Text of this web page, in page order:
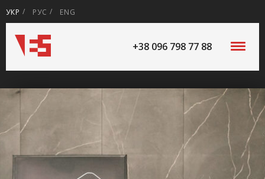
УКР РУС ENG
+38 096 798 77 88